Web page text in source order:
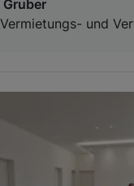
Gruber
und